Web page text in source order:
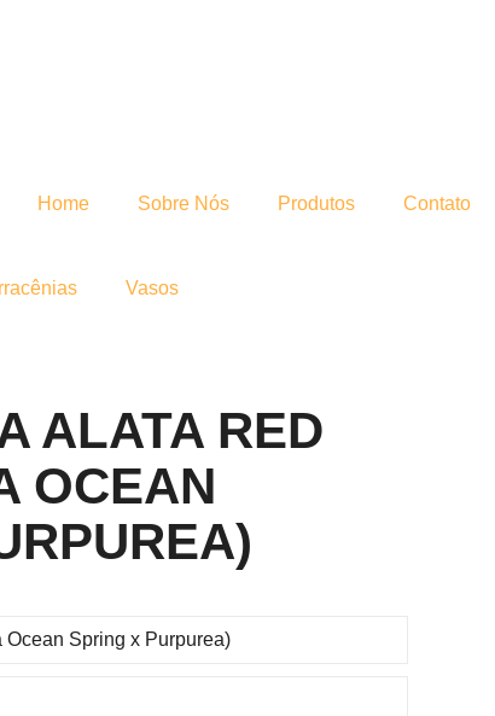
Home Sobre Nós Produtos Contato
Vasos
ALATA RED
OCEAN